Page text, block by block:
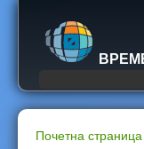
Почетна страница